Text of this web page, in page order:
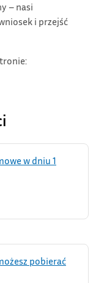
– nasi
i przejść
w dniu 1
pobierać